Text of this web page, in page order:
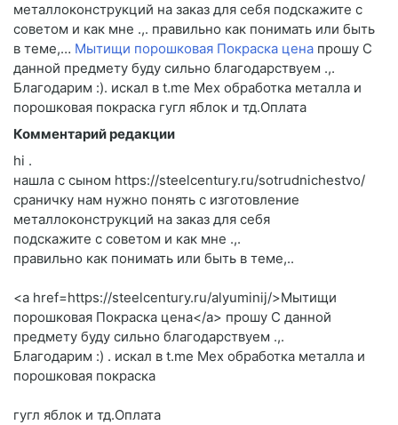
металлоконструкций на заказ для себя подскажите c
советом и как мне .,. правильно как понимать или быть
в теме,… Мытищи порошковая Покраска цена прошу C
данной предмету буду сильно благодарствуем .,.
Благодарим :). искал в t.me Мех обработка металла и
порошковая покраска гугл яблок и тд.Оплата
Комментарий редакции
hi .
нашла с сыном https://steelcentury.ru/sotrudnichestvo/
сраничку нам нужно понять с изготовление
металлоконструкций на заказ для себя
подскажите c советом и как мне .,.
правильно как понимать или быть в теме,..
<a href=https://steelcentury.ru/alyuminij/>Мытищи
порошковая Покраска цена</a> прошу C данной
предмету буду сильно благодарствуем .,.
Благодарим :) . искал в t.me Мех обработка металла и
порошковая покраска
гугл яблок и тд.Оплата